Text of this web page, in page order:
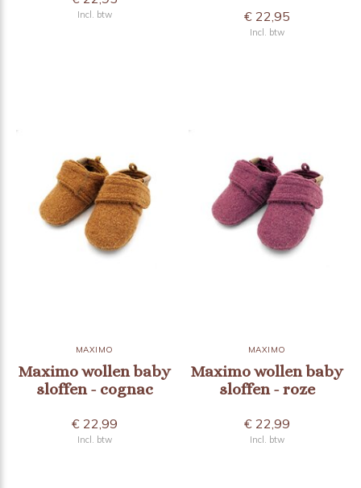
Incl. btw € 22,95
Incl. btw
MAXIMO
Maximo wollen baby
sloffen - cognac
€ 22,99
Incl. btw
MAXIMO
Maximo wollen baby
sloffen - roze
€ 22,99
Incl. btw